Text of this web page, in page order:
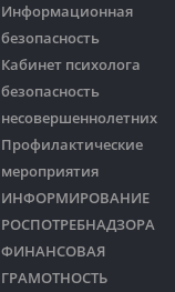
Информационная
безопасность
Кабинет психолога
безопасность
несовершеннолетних
Профилактические
мероприятия
ИНФОРМИРОВАНИЕ
РОСПОТРЕБНАДЗОРА
ФИНАНСОВАЯ
ГРАМОТНОСТЬ